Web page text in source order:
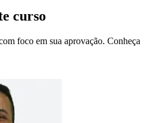
curso
foco em sua aprovação. Conheça